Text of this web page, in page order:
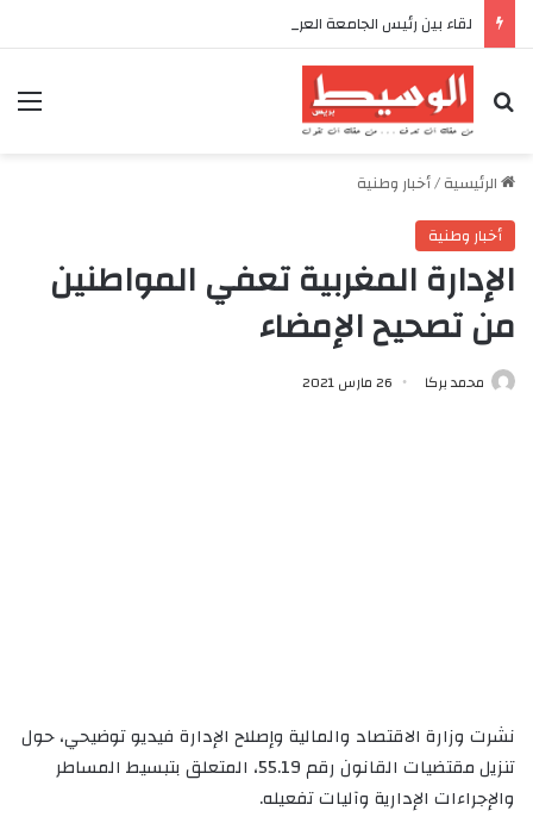
بحث عن
الرئيسية/أخبار وطنية
أخبار وطنية
الإدارة المغربية تعفي المواطنين
من تصحيح الإمضاء
محمد بركا 26 مارس 2021
نشرت وزارة الاقتصاد والمالية وإصلاح الإدارة فيديو توضيحي، حول
تنزيل مقتضيات القانون رقم 55.19، المتعلق بتبسيط المساطر
والإجراءات الإدارية وآليات تفعيله.